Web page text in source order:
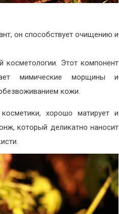
он способствует очищению и
Этот компонент
мимические морщины и
кожи.
хорошо матирует и
который деликатно наносит